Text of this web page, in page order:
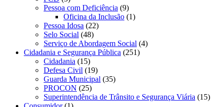
Pessoa com Deficiência (9)
Oficina da Inclusão (1)
Pessoa Idosa (22)
Selo Social (48)
Serviço de Abordagem Social (4)
Cidadania e Segurança Pública (251)
Cidadania (15)
Defesa Civil (19)
Guarda Municipal (35)
PROCON (25)
Superintendência de Trânsito e Segurança Viária (15)